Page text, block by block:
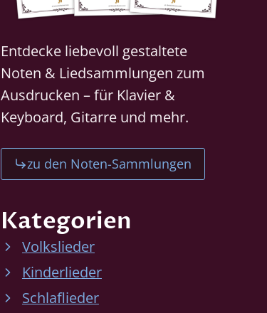
Entdecke liebevoll gestaltete
Noten & Liedsammlungen zum
Ausdrucken – für Klavier &
Keyboard, Gitarre und mehr.
zu den Noten-Sammlungen
Kategorien
Volkslieder
Kinderlieder
Schlaflieder